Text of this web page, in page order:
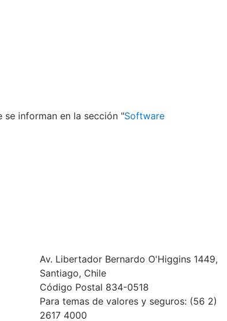
se informan en la sección "Software
Av. Libertador Bernardo O'Higgins 1449,
Santiago, Chile
Código Postal 834-0518
Para temas de valores y seguros: (56 2)
2617 4000